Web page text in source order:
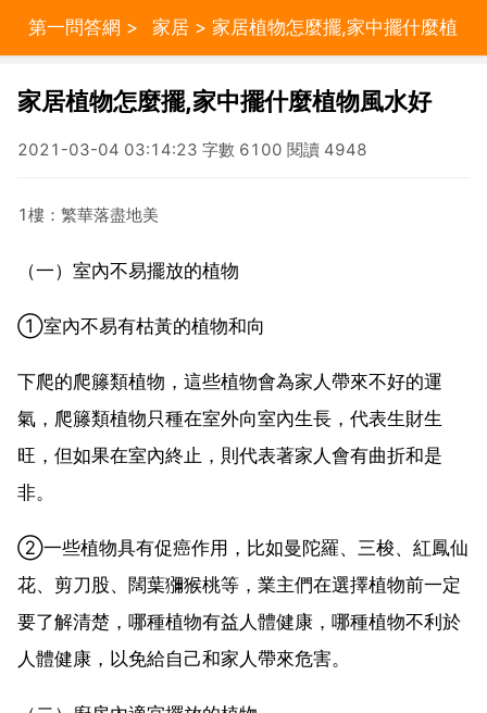
第一問答網 > 家居 > 家居植物怎麼擺,家中擺什麼植
物風水好
家居植物怎麼擺,家中擺什麼植物風水好
2021-03-04 03:14:23 字數 6100 閱讀 4948
1樓：繁華落盡地美
（一）室內不易擺放的植物
①室內不易有枯黃的植物和向
下爬的爬籐類植物，這些植物會為家人帶來不好的運
氣，爬籐類植物只種在室外向室內生長，代表生財生
旺，但如果在室內終止，則代表著家人會有曲折和是
非。
②一些植物具有促癌作用，比如曼陀羅、三梭、紅鳳仙
花、剪刀股、闊葉獼猴桃等，業主們在選擇植物前一定
要了解清楚，哪種植物有益人體健康，哪種植物不利於
人體健康，以免給自己和家人帶來危害。